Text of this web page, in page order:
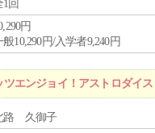
1回
円
般10,290円/入学者9,240円
エンジョイ！アストロダイス
路 久御子